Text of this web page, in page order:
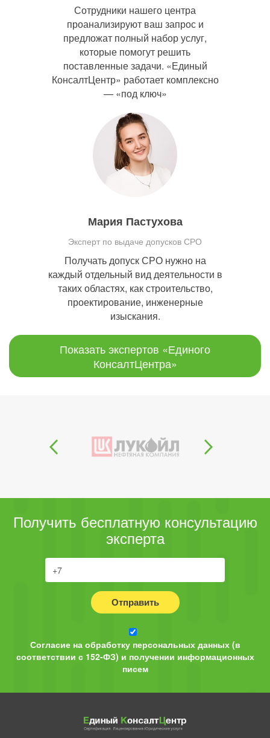
Сотрудники нашего центра
проанализируют ваш запрос и
предложат полный набор услуг,
которые помогут решить
поставленные задачи. «Единый
КонсалтЦентр» работает комплексно
— «под ключ»
Мария Пастухова
Эксперт по выдаче допусков СРО
Получать допуск СРО нужно на
каждый отдельный вид деятельности в
таких областях, как строительство,
проектирование, инженерные
изыскания.
Показать экспертов «Единого
КонсалтЦентра»
Получить бесплатную консультацию
эксперта
Отправить
Согласие на обработку персональных данных (в
соответствии с 152-ФЗ) и получении информационных
писем